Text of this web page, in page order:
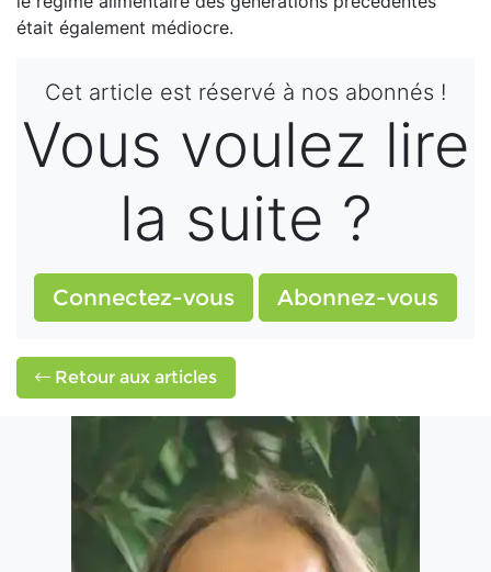
était également médiocre.
Cet article est réservé à nos abonnés !
Vous voulez lire
la suite ?
Connectez-vous Abonnez-vous
Retour aux articles